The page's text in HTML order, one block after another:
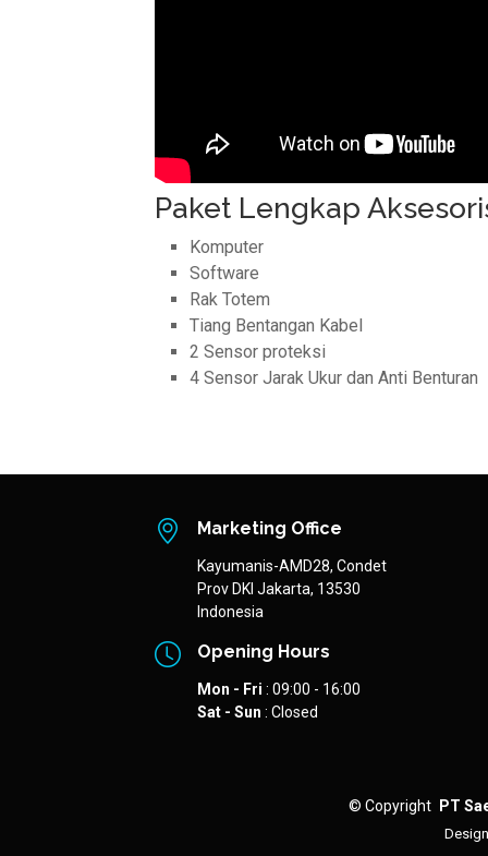
Paket Lengkap
Komputer
Software
Rak Totem
Tiang Bentangan Kabel
2 Sensor proteksi
4 Sensor Jarak Ukur dan Anti Benturan
Marketing Office
Kayumanis-AMD28, Condet
Prov DKI Jakarta, 13530
Indonesia
Opening Hours
Mon - Fri : 09:00 - 16:00
Sat - Sun : Closed
© Copyright PT